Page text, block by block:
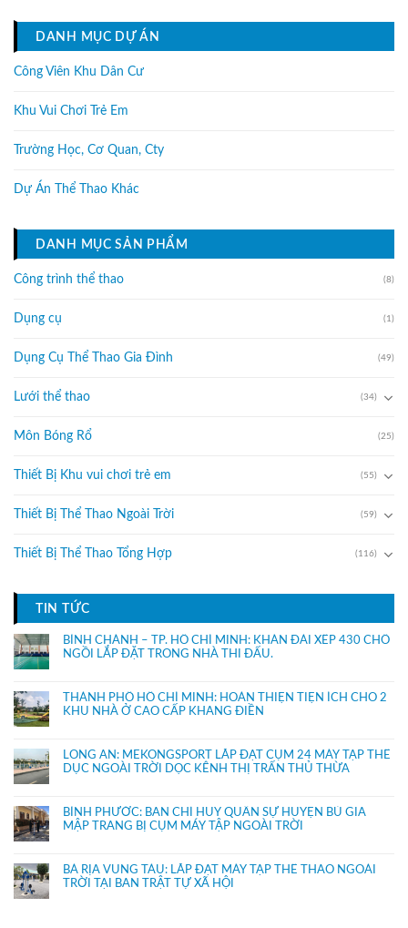
DANH MỤC DỰ ÁN
Công Viên Khu Dân Cư
Khu Vui Chơi Trẻ Em
Trường Học, Cơ Quan, Cty
Dự Án Thể Thao Khác
DANH MỤC SẢN PHẨM
Công trình thể thao (8)
Dụng cụ (1)
Dụng Cụ Thể Thao Gia Đình (49)
Lưới thể thao (34)
Môn Bóng Rổ (25)
Thiết Bị Khu vui chơi trẻ em (55)
Thiết Bị Thể Thao Ngoài Trời (59)
Thiết Bị Thể Thao Tổng Hợp (116)
TIN TỨC
BÌNH CHÁNH – TP. HỒ CHÍ MINH: KHÁN ĐÀI XẾP 430 CHỔ
NGỒI LẮP ĐẶT TRONG NHÀ THI ĐẤU.
THÀNH PHỐ HỒ CHÍ MINH: HOÀN THIỆN TIỆN ÍCH CHO 2
KHU NHÀ Ở CAO CẤP KHANG ĐIỀN
LONG AN: MEKONGSPORT LẮP ĐẶT CỤM 24 MÁY TẬP THỂ
DỤC NGOÀI TRỜI DỌC KÊNH THỊ TRẤN THỦ THỪA
BÌNH PHƯỚC: BAN CHỈ HUY QUÂN SỰ HUYỆN BÙ GIA
MẬP TRANG BỊ CỤM MÁY TẬP NGOÀI TRỜI
BÀ RỊA VŨNG TÀU: LẮP ĐẶT MÁY TẬP THỂ THAO NGOÀI
TRỜI TẠI BAN TRẬT TỰ XÃ HỘI